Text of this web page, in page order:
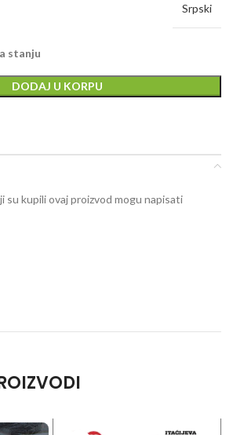
Srpski
stanju
DODAJ U KORPU
su kupili ovaj proizvod mogu napisati